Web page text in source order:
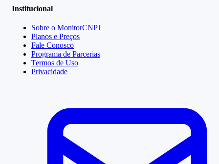
Institucional
Sobre o MonitorCNPJ
Planos e Preços
Fale Conosco
Programa de Parcerias
Termos de Uso
Privacidade